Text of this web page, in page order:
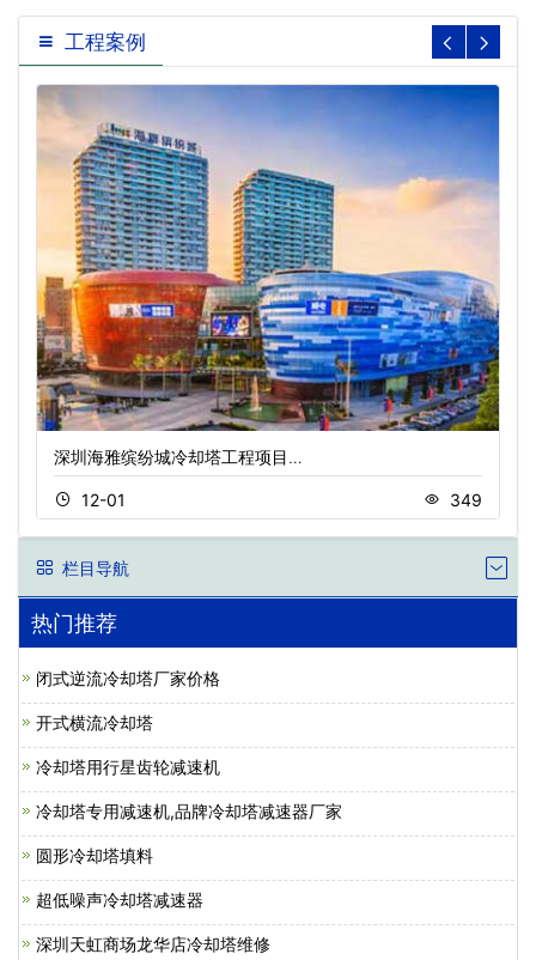
工程案例
深圳海雅缤纷城冷却塔工程项目…
12-01 349
栏目导航
热门推荐
闭式逆流冷却塔厂家价格
开式横流冷却塔
冷却塔用行星齿轮减速机
冷却塔专用减速机,品牌冷却塔减速器厂家
圆形冷却塔填料
超低噪声冷却塔减速器
深圳天虹商场龙华店冷却塔维修